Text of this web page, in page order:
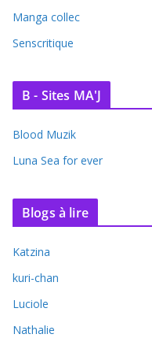
Manga collec
Senscritique
B - Sites MA'J
Blood Muzik
Luna Sea for ever
Blogs à lire
Katzina
kuri-chan
Luciole
Nathalie